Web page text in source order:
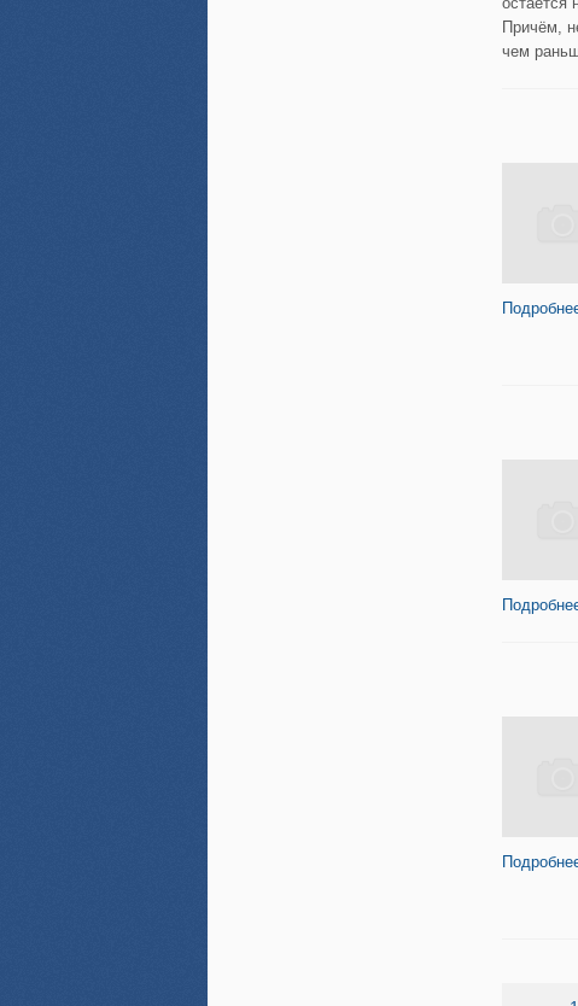
Причём,
чем